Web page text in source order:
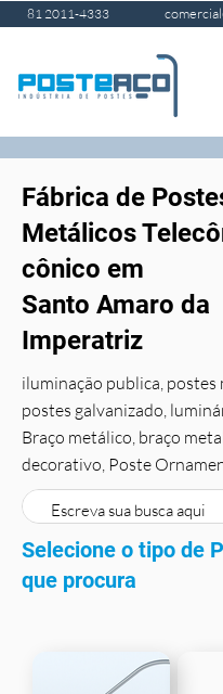
81 2011-4333
Fábrica de
Metálicos
cônico em
Santo Amaro da
Imperatriz
iluminação publica, postes
postes galvanizado,
Braço metálico, braço
decorativo, Poste
Selecione o tipo de
que procura